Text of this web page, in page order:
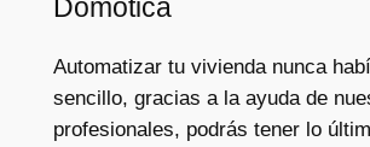
Domótica
Automatizar tu vivienda nunca
sencillo, gracias a la ayuda de
profesionales, podrás tener lo